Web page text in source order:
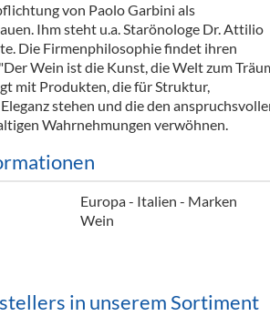
Barzubehör
Equipment
Verpackung
Hygieneartikel &
von Paolo Garbini als
Ihm steht u.a. Starönologe Dr. Attilio
Die Firmenphilosophie findet ihren
Wein ist die Kunst, die Welt zum
mit Produkten, die für Struktur,
stehen und die den
Wahrnehmungen verwöhnen.
Europa - Italien - Marken
Wein
in unserem Sortiment